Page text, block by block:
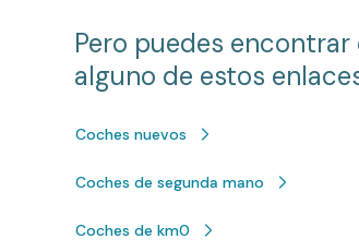
Pero puedes
alguno de estos
Coches nuevos
Coches de segunda mano
Coches de km0